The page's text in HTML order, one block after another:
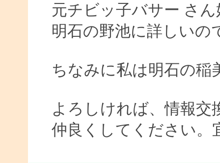
元チビッ子バサー さ
明石の野池に詳しいの
ちなみに私は明石の稲
よろしければ、情報交
仲良くしてください。